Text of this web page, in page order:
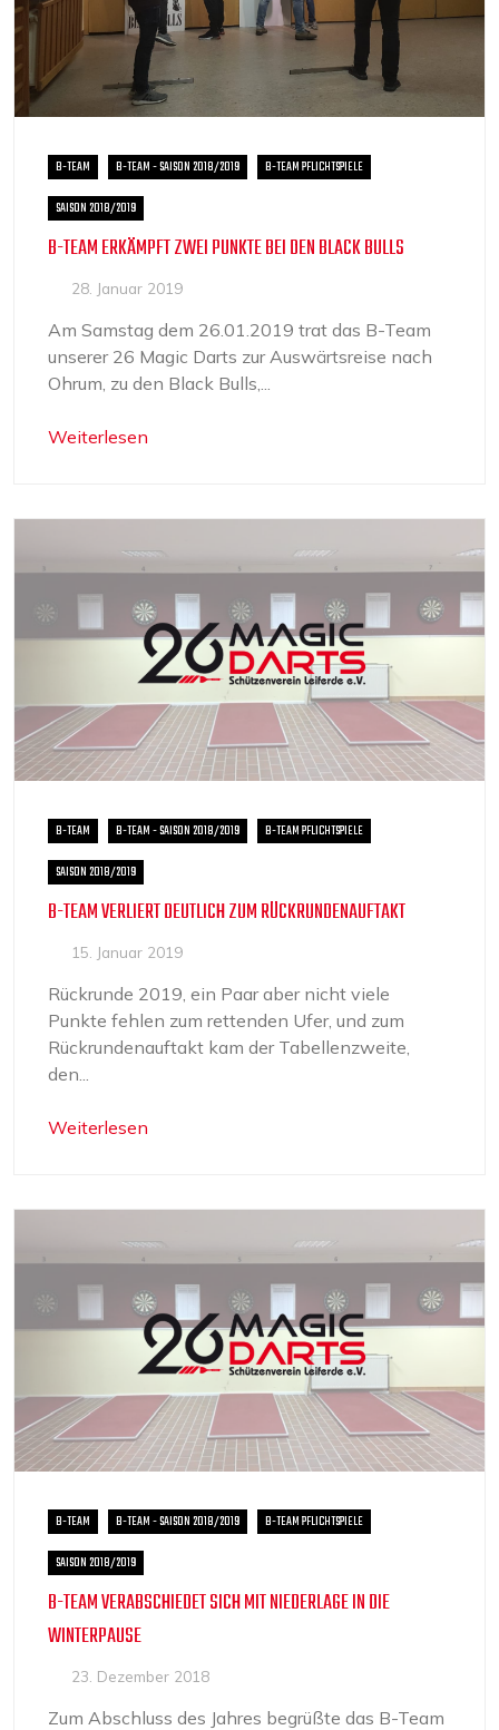
B-TEAM B-TEAM - SAISON 2018/2019 B-TEAM PFLICHTSPIELE
SAISON 2018/2019
B-TEAM ERKÄMPFT ZWEI PUNKTE BEI DEN BLACK BULLS
28. Januar 2019
Am Samstag dem 26.01.2019 trat das B-Team
unserer 26 Magic Darts zur Auswärtsreise nach
Ohrum, zu den Black Bulls,...
Weiterlesen
B-TEAM B-TEAM - SAISON 2018/2019 B-TEAM PFLICHTSPIELE
SAISON 2018/2019
B-TEAM VERLIERT DEUTLICH ZUM RÜCKRUNDENAUFTAKT
15. Januar 2019
Rückrunde 2019, ein Paar aber nicht viele
Punkte fehlen zum rettenden Ufer, und zum
Rückrundenauftakt kam der Tabellenzweite,
den...
Weiterlesen
B-TEAM B-TEAM - SAISON 2018/2019 B-TEAM PFLICHTSPIELE
SAISON 2018/2019
B-TEAM VERABSCHIEDET SICH MIT NIEDERLAGE IN DIE
WINTERPAUSE
23. Dezember 2018
Zum Abschluss des Jahres begrüßte das B-Team